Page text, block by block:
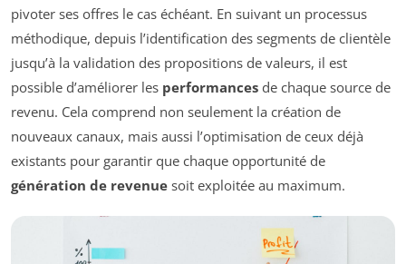
pivoter ses offres le cas échéant. En suivant un processus
méthodique, depuis l’identification des segments de clientèle
jusqu’à la validation des propositions de valeurs, il est
possible d’améliorer les performances de chaque source de
revenu. Cela comprend non seulement la création de
nouveaux canaux, mais aussi l’optimisation de ceux déjà
existants pour garantir que chaque opportunité de
génération de revenue soit exploitée au maximum.